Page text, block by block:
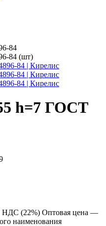
84
84 (шт)
h=7 ГОСТ
НДС (22%) Оптовая цена —
наименования